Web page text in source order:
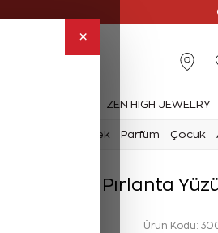
×
ZEN HIGH JEWELRY
Erkek Parfüm Çocuk
Baget Pırlanta
Ürün Kodu: